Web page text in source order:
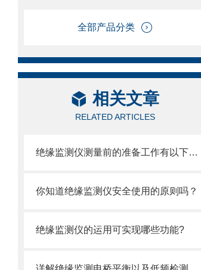
全部产品分类
相关文章
RELATED ARTICLES
绝缘监测仪测量前的准备工作有以下这些
你知道绝缘监测仪安全使用的原则吗？
绝缘监测仪的运用可实现哪些功能?